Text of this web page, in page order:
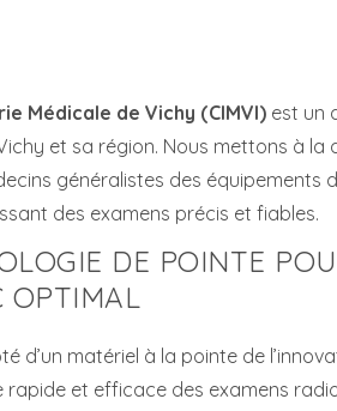
Médicale de Vichy (CIMVI) est un
et sa région. Nous mettons à la
généralistes des équipements
des examens précis et fiables.
DE POINTE
OPTIMAL
d’un matériel à la pointe de
rapide et efficace des examens